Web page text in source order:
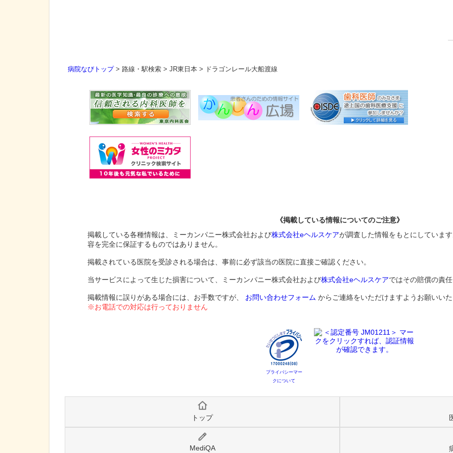
《掲載している情報についてのご注意》
掲載している各種情報は、ミーカンパニー株式会社および株式会社eヘルスケアが調査した情報をもとにしていま
容を完全に保証するものではありません。
掲載されている医院を受診される場合は、事前に必ず該当の医院に直接ご確認ください。
当サービスによって生じた損害について、ミーカンパニー株式会社および株式会社eヘルスケアではその賠償の責
掲載情報に誤りがある場合には、お手数ですが、 お問い合わせフォーム からご連絡をいただけますようお願いいた
※お電話での対応は行っておりません
病院なびトップ> 路線・駅検索 > JR東日本 > ドラゴンレール大船渡線
プライバシーマー
クについて
トップ
MediQA